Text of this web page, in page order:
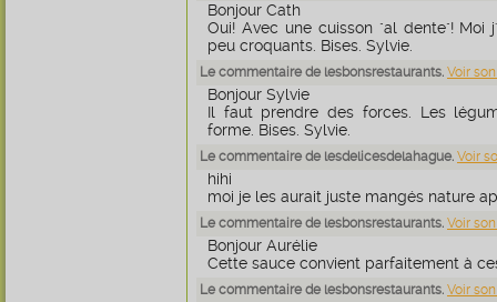
Bonjour Cath
Oui! Avec une cuisson "al dente"! Moi
peu croquants. Bises. Sylvie.
Le commentaire de lesbonsrestaurants. Voir
Bonjour Sylvie
Il faut prendre des forces. Les
forme. Bises. Sylvie.
Le commentaire de lesdelicesdelahague. Voir
hihi
moi je les aurait juste mangés nature
Le commentaire de lesbonsrestaurants. Voir
Bonjour Aurélie
Cette sauce convient parfaitement à
Le commentaire de lesbonsrestaurants. Voir